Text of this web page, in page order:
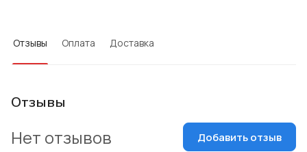
Отзывы Оплата Доставка
Отзывы
Нет отзывов Добавить отзыв